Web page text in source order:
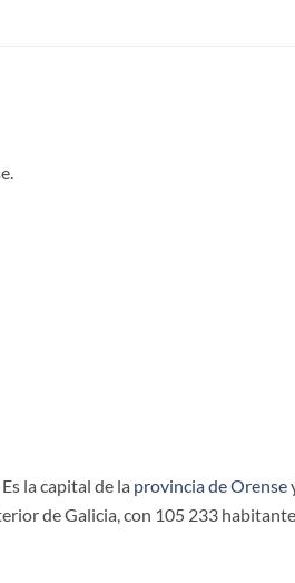
Es la capital de la provincia de Orense
de Galicia, con 105 233